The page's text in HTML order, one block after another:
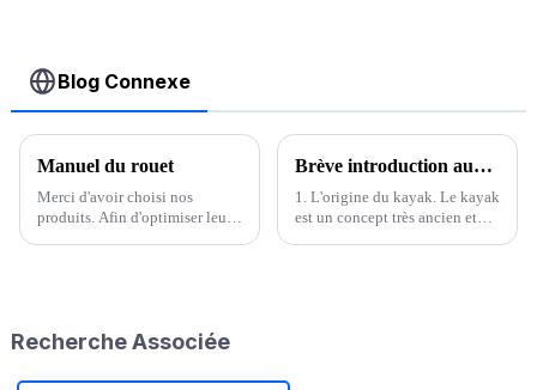
Blog Connexe
Manuel du rouet
Merci d'avoir choisi nos
produits. Afin d'optimiser leurs
Brève introduction aux kayaks
1. L'origine du kayak. Le kayak
est un concept très ancien et
Recherche Associée